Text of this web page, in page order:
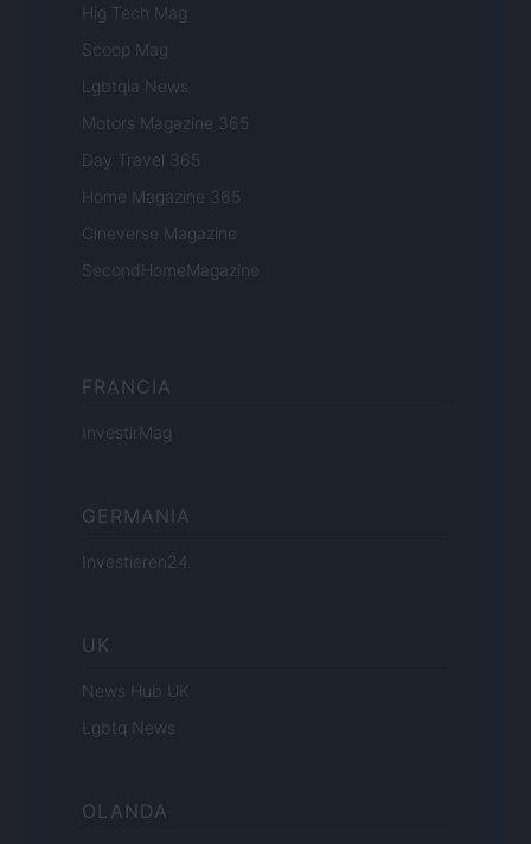
Hig Tech Mag
Scoop Mag
Lgbtqia News
Motors Magazine 365
Day Travel 365
Home Magazine 365
Cineverse Magazine
SecondHomeMagazine
FRANCIA
InvestirMag
GERMANIA
Investieren24
UK
News Hub UK
Lgbtq News
OLANDA